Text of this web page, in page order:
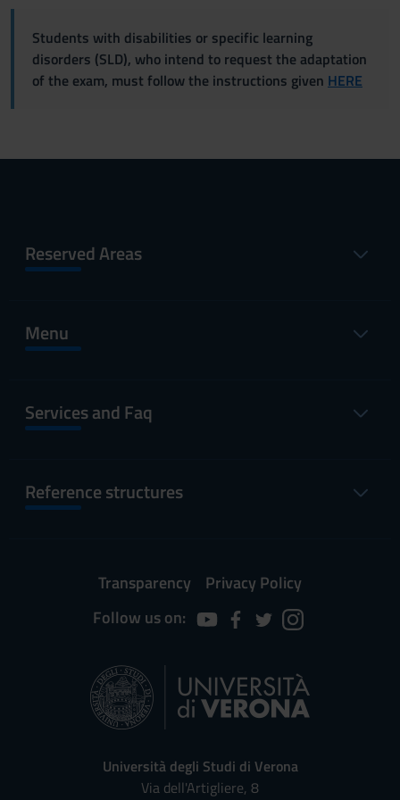
Students with disabilities or specific learning
disorders (SLD), who intend to request the adaptation
of the exam, must follow the instructions given HERE
Reserved Areas
Menu
Services and Faq
Reference structures
Transparency
Privacy Policy
Follow us on:
Università degli Studi di Verona
Via dell'Artigliere, 8